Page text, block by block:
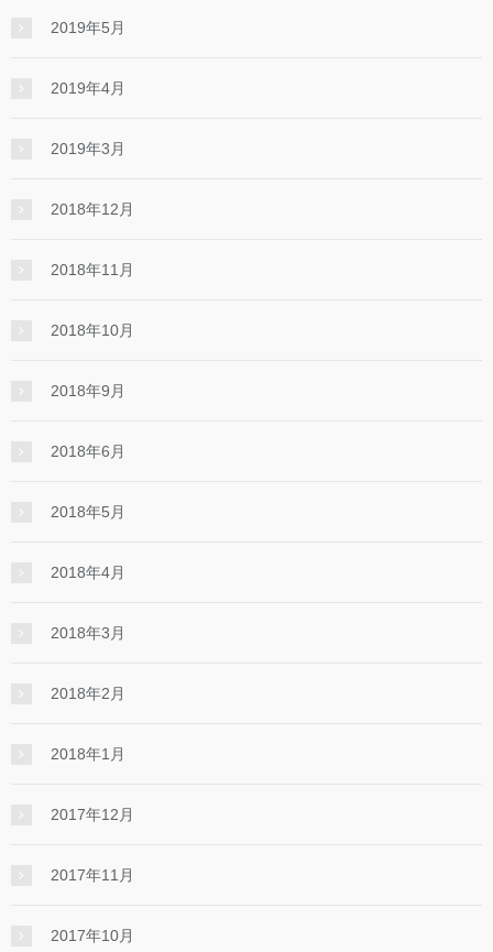
2019年5月
2019年4月
2019年3月
2018年12月
2018年11月
2018年10月
2018年9月
2018年6月
2018年5月
2018年4月
2018年3月
2018年2月
2018年1月
2017年12月
2017年11月
2017年10月